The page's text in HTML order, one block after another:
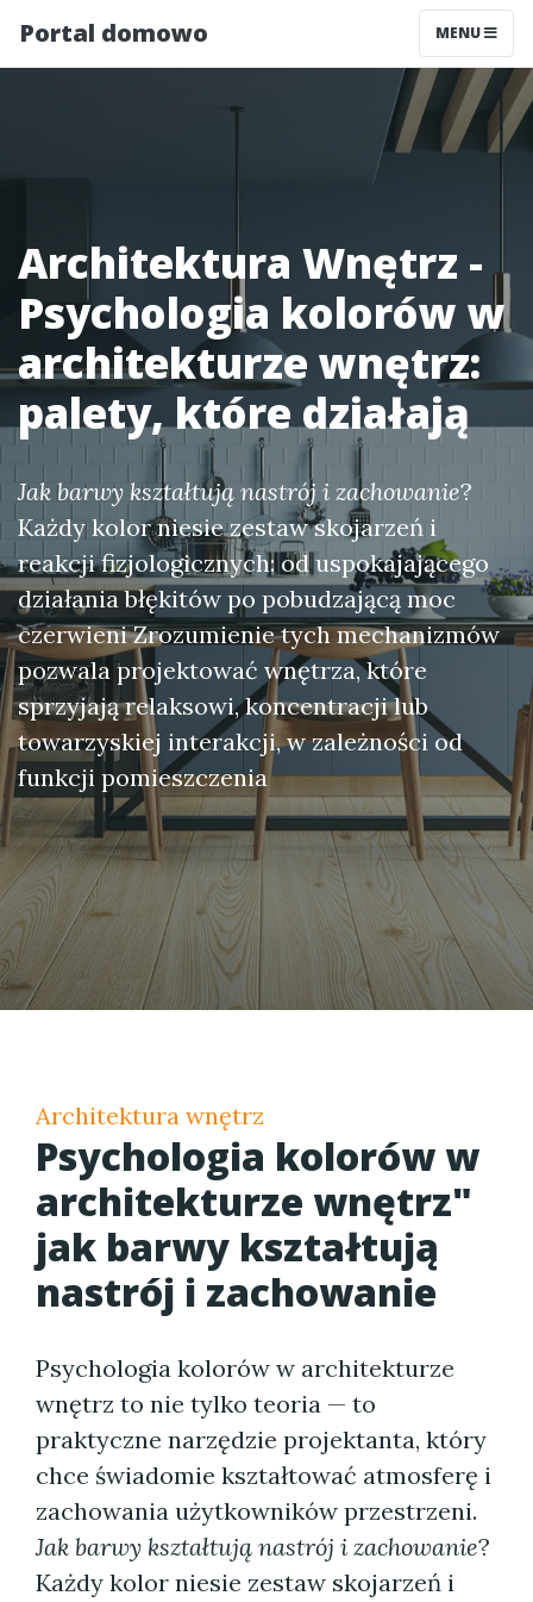
Portal domowo MENU
Architektura Wnętrz -
Psychologia kolorów w
architekturze wnętrz:
palety, które działają
Jak barwy kształtują nastrój i zachowanie?
Każdy kolor niesie zestaw skojarzeń i
reakcji fizjologicznych: od uspokajającego
działania błękitów po pobudzającą moc
czerwieni Zrozumienie tych mechanizmów
pozwala projektować wnętrza, które
sprzyjają relaksowi, koncentracji lub
towarzyskiej interakcji, w zależności od
funkcji pomieszczenia
Architektura wnętrz
Psychologia kolorów w
architekturze wnętrz"
jak barwy kształtują
nastrój i zachowanie
Psychologia kolorów w architekturze
wnętrz to nie tylko teoria — to
praktyczne narzędzie projektanta, który
chce świadomie kształtować atmosferę i
zachowania użytkowników przestrzeni.
Jak barwy kształtują nastrój i zachowanie?
Każdy kolor niesie zestaw skojarzeń i